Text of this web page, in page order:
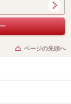
ページの先頭へ